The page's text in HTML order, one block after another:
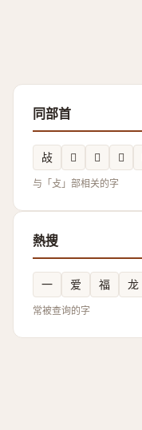
同部首
敁 𢽄 𢾭 𭣯
与「攴」部相关的字
熱搜
一 爱 福 龙
常被查询的字